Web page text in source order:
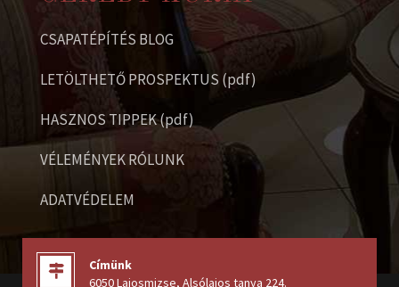
CSAPATÉPÍTÉS BLOG
LETÖLTHETŐ PROSPEKTUS (pdf)
HASZNOS TIPPEK (pdf)
VÉLEMÉNYEK RÓLUNK
ADATVÉDELEM
Címünk
6050 Lajosmizse, Alsólajos tanya 224.